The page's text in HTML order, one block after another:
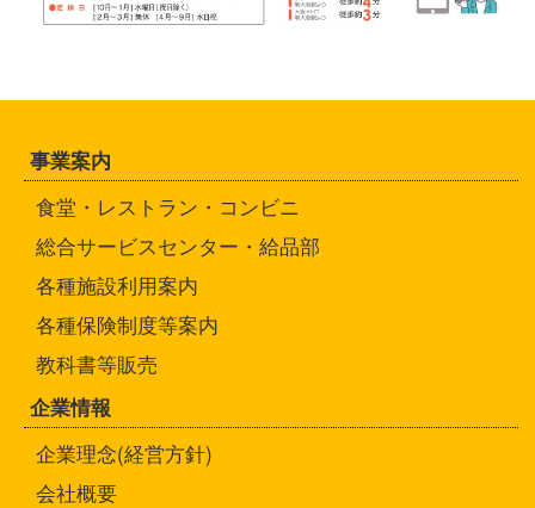
事業案内
食堂・レストラン・コンビニ
総合サービスセンター・給品部
各種施設利用案内
各種保険制度等案内
教科書等販売
企業情報
企業理念(経営方針)
会社概要